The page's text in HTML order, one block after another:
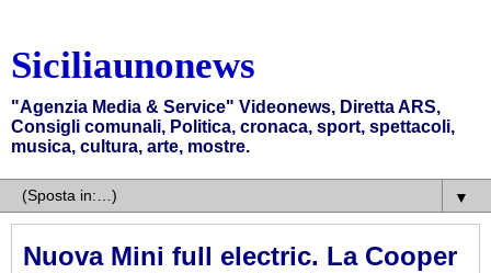
Siciliaunonews
"Agenzia Media & Service" Videonews, Diretta ARS,
Consigli comunali, Politica, cronaca, sport, spettacoli,
musica, cultura, arte, mostre.
▼
Nuova Mini full electric. La Cooper